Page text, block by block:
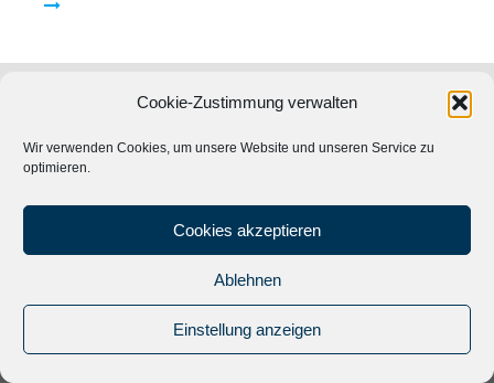
Cookie-Zustimmung verwalten
Wir verwenden Cookies, um unsere Website und unseren Service zu
optimieren.
Cookies akzeptieren
Ablehnen
Einstellung anzeigen
Musik Promotion Network|Impressum
Kontakt